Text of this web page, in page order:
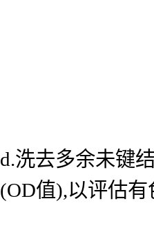
d.洗去多余未键
(OD值),以评估